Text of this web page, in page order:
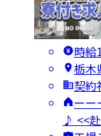
時給
栃木
契約
ー
♪ <<